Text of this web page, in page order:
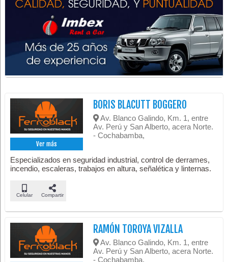
Ver más
BORIS BLACUTT BOGGERO
Av. Blanco Galindo, Km. 1, entre
Av. Perú y San Alberto, acera Norte.
- Cochabamba,
Especializados en seguridad industrial, control de derrames,
incendio, escaleras, trabajos en altura, señalética y linternas.
Celular Compartir
RAMÓN TOROYA VIZALLA
Av. Blanco Galindo, Km. 1, entre
Av. Perú y San Alberto, acera Norte.
- Cochabamba,